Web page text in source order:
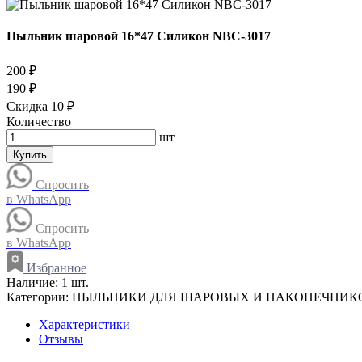
Пыльник шаровой 16*47 Силикон NBC-3017
200 ₽
190 ₽
Скидка 10 ₽
Количество
шт
Купить
Спросить
в WhatsApp
Спросить
в WhatsApp
Избранное
Наличие: 1 шт.
Категории: ПЫЛЬНИКИ ДЛЯ ШАРОВЫХ И
Характеристики
Отзывы